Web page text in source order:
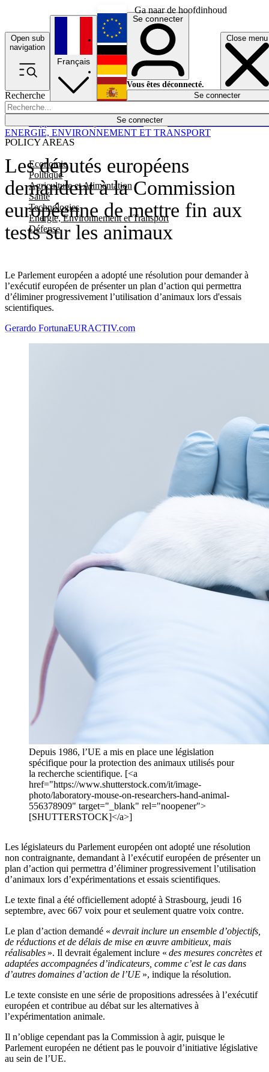
Ga naar de hoofdinhoud
Open sub
navigation
Close menu
Recherche
Se connecter
POLICY AREAS
Economie
Politique
Agriculture et Alimentation
Santé
Technologies
Energie, Environnement et Transport
Défense
Économie
Français
English
Deutsch
Español
Se connecter
Vous êtes déconnecté.
Se connecter
Les députés européens
demandent à la Commission
européenne de mettre fin aux
tests sur les animaux
Le Parlement européen a adopté une résolution pour demander à
l’exécutif européen de présenter un plan d’action qui permettra
d’éliminer progressivement l’utilisation d’animaux lors d'essais
scientifiques.
ENERGIE, ENVIRONNEMENT ET TRANSPORT
Gerardo FortunaEURACTIV.com
Depuis 1986, l’UE a mis en place une législation
spécifique pour la protection des animaux utilisés pour
la recherche scientifique. [<a
href="https://www.shutterstock.com/it/image-
photo/laboratory-mouse-on-researchers-hand-animal-
556378909" target="_blank" rel="noopener">
[SHUTTERSTOCK]</a>]
Les législateurs du Parlement européen ont adopté une résolution
non contraignante, demandant à l’exécutif européen de présenter un
plan d’action qui permettra d’éliminer progressivement l’utilisation
d’animaux lors d’expérimentations et essais scientifiques.
Le texte final a été officiellement adopté à Strasbourg, jeudi 16
septembre, avec 667 voix pour et seulement quatre voix contre.
Le plan d’action demandé « devrait inclure un ensemble d’objectifs,
de réductions et de délais de mise en œuvre ambitieux, mais
réalisables ». Il devrait également inclure « des mesures concrètes et
adaptées accompagnées d’indicateurs, comme c’est le cas dans
d’autres domaines d’action de l’UE », indique la résolution.
Le texte consiste en une série de propositions adressées à l’exécutif
européen et contribue au débat sur les alternatives à
l’expérimentation animale.
Il n’oblige cependant pas la Commission à agir, puisque le
Parlement européen ne détient pas le pouvoir d’initiative législative
au sein de l’UE.